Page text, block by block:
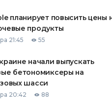
планирует повысить цены
продукты
21:45 55
начали выпускать
бетономиксеры на
шасси
20:42 88